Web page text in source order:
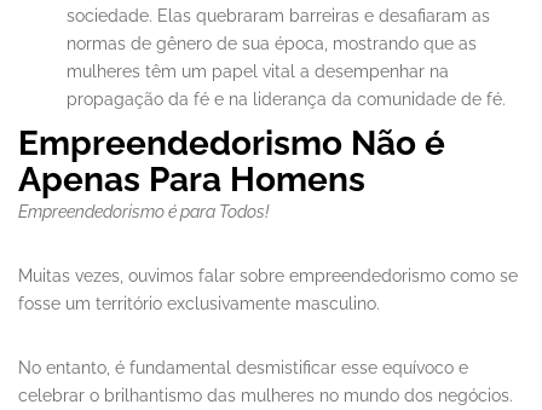
sociedade. Elas quebraram barreiras e desafiaram as
normas de gênero de sua época, mostrando que as
mulheres têm um papel vital a desempenhar na
propagação da fé e na liderança da comunidade de fé.
Empreendedorismo Não é
Apenas Para Homens
Empreendedorismo é para Todos!
Muitas vezes, ouvimos falar sobre empreendedorismo como se
fosse um território exclusivamente masculino.
No entanto, é fundamental desmistificar esse equívoco e
celebrar o brilhantismo das mulheres no mundo dos negócios.